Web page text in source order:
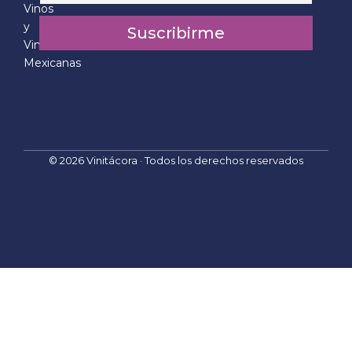
Vinos
y
Vinícolas
Mexicanas
i
m
a
a
i
*
Suscribirme
© 2026 Vinitácora · Todos los derechos reservados